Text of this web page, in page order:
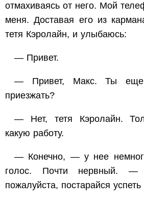
отмахиваясь от него. Мой
меня. Доставая его из
тетя Кэролайн, и улыбаюсь:
— Привет.
— Привет, Макс. Ты еще
приезжать?
— Нет, тетя Кэролайн.
какую работу.
— Конечно, — у нее
голос. Почти нервный.
пожалуйста, постарайся